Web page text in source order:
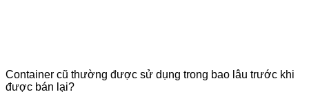
Container cũ thường được sử dụng trong bao lâu trước khi
được bán lại?